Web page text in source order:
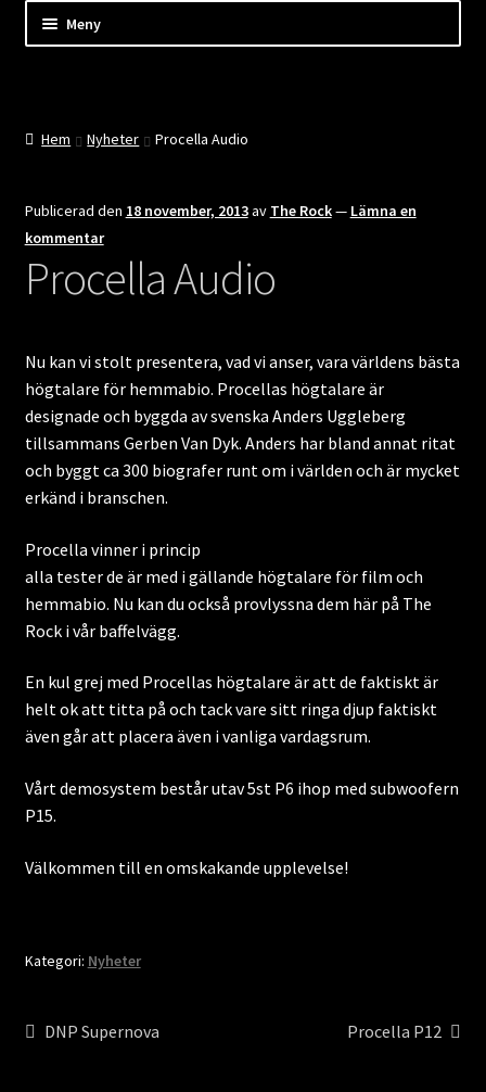
till
till
Meny
Kassan
Kundtjänst
Företaget
Evenemang
Nyheter
Hem Nyheter Procella Audio
Publicerad den 18 november, 2013av The Rock— Lämna en
kommentar
Procella Audio
Nu kan vi stolt presentera, vad vi anser, vara världens bästa
högtalare för hemmabio. Procellas högtalare är
designade och byggda av svenska Anders Uggleberg
tillsammans Gerben Van Dyk. Anders har bland annat ritat
och byggt ca 300 biografer runt om i världen och är mycket
erkänd i branschen.
Procella vinner i princip
alla tester de är med i gällande högtalare för film och
hemmabio. Nu kan du också provlyssna dem här på The
Rock i vår baffelvägg.
En kul grej med Procellas högtalare är att de faktiskt är
helt ok att titta på och tack vare sitt ringa djup faktiskt
även går att placera även i vanliga vardagsrum.
Vårt demosystem består utav 5st P6 ihop med subwoofern
P15.
Välkommen till en omskakande upplevelse!
Kategori: Nyheter
Inläggsnavigering
Föregående
DNP Supernova
Nästa
Procella P12